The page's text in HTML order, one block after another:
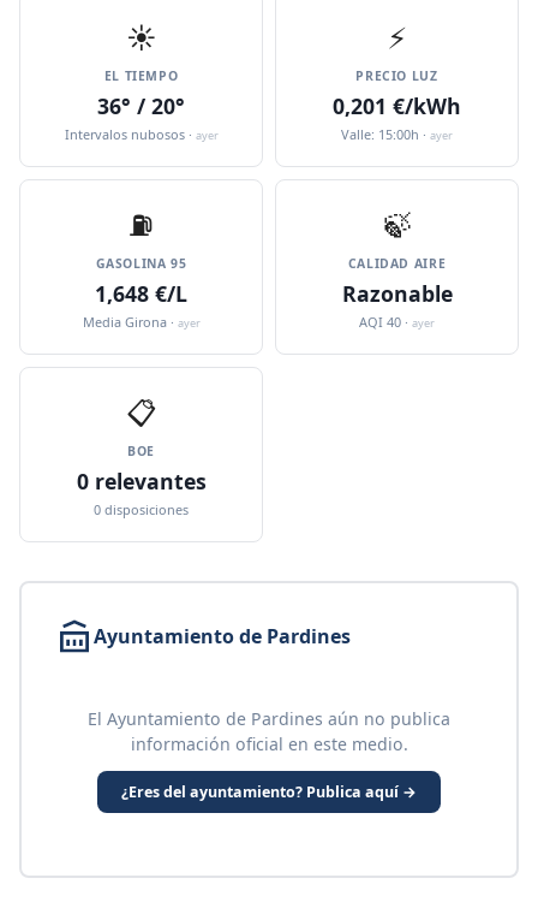
☀️
EL TIEMPO
36° / 20°
Intervalos nubosos · ayer
⚡
PRECIO LUZ
0,201 €/kWh
Valle: 15:00h · ayer
⛽️
GASOLINA 95
1,648 €/L
Media Girona · ayer
🍃
CALIDAD AIRE
Razonable
AQI 40 · ayer
📋
BOE
0 relevantes
0 disposiciones
Ayuntamiento de Pardines
El Ayuntamiento de Pardines aún no publica
información oficial en este medio.
¿Eres del ayuntamiento? Publica aquí →